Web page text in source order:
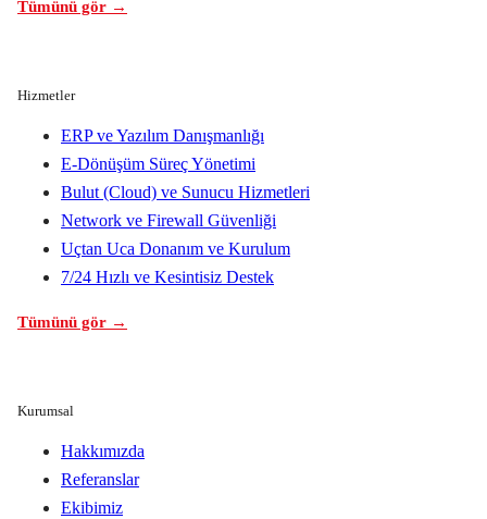
Tümünü gör →
Hizmetler
ERP ve Yazılım Danışmanlığı
E-Dönüşüm Süreç Yönetimi
Bulut (Cloud) ve Sunucu Hizmetleri
Network ve Firewall Güvenliği
Uçtan Uca Donanım ve Kurulum
7/24 Hızlı ve Kesintisiz Destek
Tümünü gör →
Kurumsal
Hakkımızda
Referanslar
Ekibimiz